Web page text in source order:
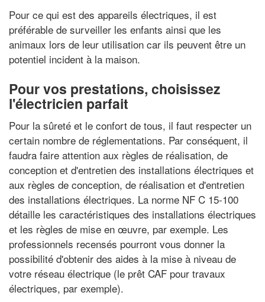
Pour ce qui est des appareils électriques, il est
préférable de surveiller les enfants ainsi que les
animaux lors de leur utilisation car ils peuvent être un
potentiel incident à la maison.
Pour vos prestations, choisissez
l'électricien parfait
Pour la sûreté et le confort de tous, il faut respecter un
certain nombre de réglementations. Par conséquent, il
faudra faire attention aux règles de réalisation, de
conception et d'entretien des installations électriques et
aux règles de conception, de réalisation et d'entretien
des installations électriques. La norme NF C 15-100
détaille les caractéristiques des installations électriques
et les règles de mise en œuvre, par exemple. Les
professionnels recensés pourront vous donner la
possibilité d'obtenir des aides à la mise à niveau de
votre réseau électrique (le prêt CAF pour travaux
électriques, par exemple).